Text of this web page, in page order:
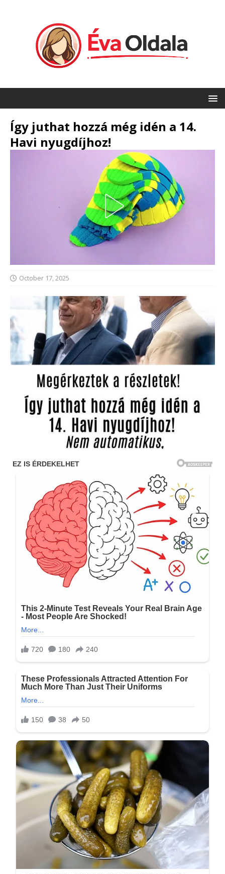
Így juthat hozzá még idén a 14.
Havi nyugdíjhoz!
October 17, 2025